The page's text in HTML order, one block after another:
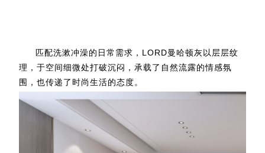
匹配洗漱冲澡的日常需求，LORD曼哈顿灰以层层纹
理，于空间细微处打破沉闷，承载了自然流露的情感氛
围，也传递了时尚生活的态度。